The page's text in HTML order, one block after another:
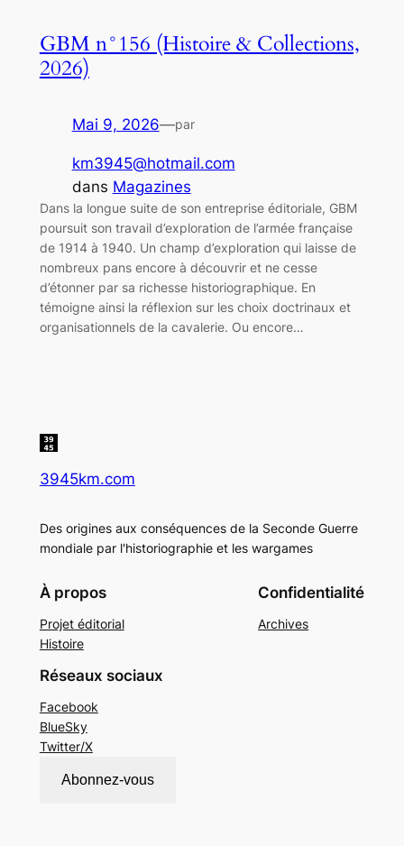
GBM n°156 (Histoire & Collections,
2026)
Mai 9, 2026—par
km3945@hotmail.com
dans Magazines
Dans la longue suite de son entreprise éditoriale, GBM
poursuit son travail d’exploration de l’armée française
de 1914 à 1940. Un champ d’exploration qui laisse de
nombreux pans encore à découvrir et ne cesse
d’étonner par sa richesse historiographique. En
témoigne ainsi la réflexion sur les choix doctrinaux et
organisationnels de la cavalerie. Ou encore…
3945km.com
Des origines aux conséquences de la Seconde Guerre
mondiale par l'historiographie et les wargames
À propos
Projet éditorial
Histoire
Confidentialité
Archives
Réseaux sociaux
Facebook
BlueSky
Twitter/X
Abonnez-vous